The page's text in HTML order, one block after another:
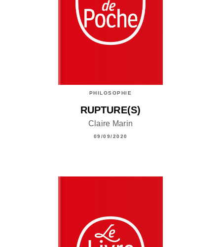
PHILOSOPHIE
RUPTURE(S)
Claire Marin
09/09/2020